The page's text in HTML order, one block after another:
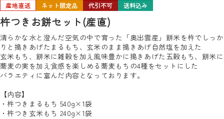
産地直送 ネット限定品 代引不可 送料込み
杵つきお餅セット(産直)
清らかな水と澄んだ空気の中で育った「奥出雲産」餅米を杵でしっか
りと搗きあげたまるもち、玄米のまま搗きあげ自然塩を加えた
玄米もち、餅米に雑穀を加え風味豊かに搗きあげた五穀もち、餅米に
蕎麦の実を加え食感を楽しめる蕎麦もちの4種をセットにした
バラエティに富んだ内容となっております。
【内容】
・杵つきまるもち 540g×1袋
・杵つき玄米もち 240g×1袋